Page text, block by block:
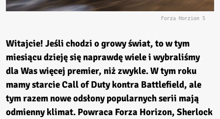
Forza Horzion 5
Witajcie! Jeśli chodzi o growy świat, to w tym
miesiącu dzieję się naprawdę wiele i wybraliśmy
dla Was więcej premier, niż zwykle. W tym roku
mamy starcie Call of Duty kontra Battlefield, ale
tym razem nowe odsłony popularnych serii mają
odmienny klimat. Powraca Forza Horizon, Sherlock